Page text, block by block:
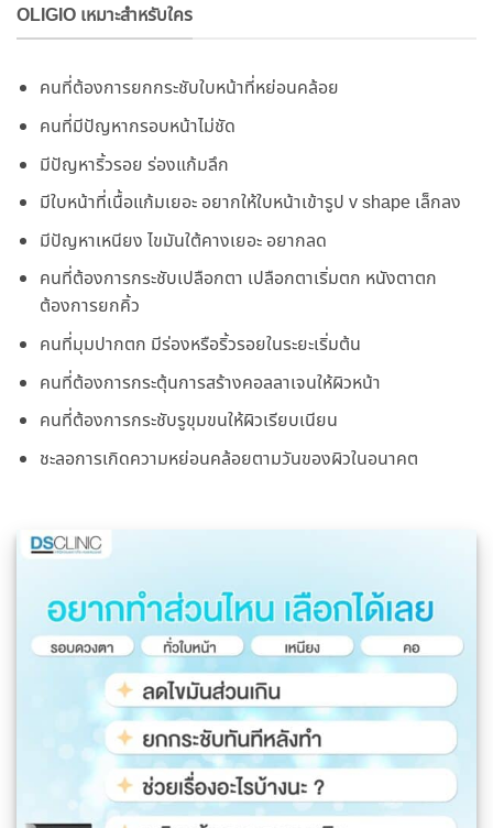
OLIGIO เหมาะสำหรับใคร
คนที่ต้องการยกกระชับใบหน้าที่หย่อนคล้อย
คนที่มีปัญหากรอบหน้าไม่ชัด
มีปัญหาริ้วรอย ร่องแก้มลึก
มีใบหน้าที่เนื้อแก้มเยอะ อยากให้ใบหน้าเข้ารูป v shape เล็กลง
มีปัญหาเหนียง ไขมันใต้คางเยอะ อยากลด
คนที่ต้องการกระชับเปลือกตา เปลือกตาเริ่มตก หนังตาตก
ต้องการยกคิ้ว
คนที่มุมปากตก มีร่องหรือริ้วรอยในระยะเริ่มต้น
คนที่ต้องการกระตุ้นการสร้างคอลลาเจนให้ผิวหน้า
คนที่ต้องการกระชับรูขุมขนให้ผิวเรียบเนียน
ชะลอการเกิดความหย่อนคล้อยตามวันของผิวในอนาคต